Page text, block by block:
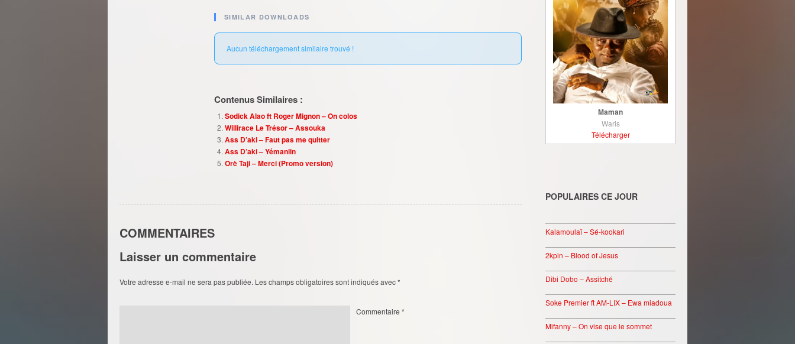
SIMILAR DOWNLOADS
Aucun téléchargement similaire trouvé !
Contenus Similaires :
Sodick Alao ft Roger Mignon – On colos
Willirace Le Trésor – Assouka
Ass D’aki – Faut pas me quitter
Ass D’aki – Yémanlin
Orè Taji – Merci (Promo version)
COMMENTAIRES
Laisser un commentaire
Votre adresse e-mail ne sera pas publiée. Les champs obligatoires sont indiqués avec*
Commentaire *
Maman
Waris
Télécharger
POPULAIRES CE JOUR
Kalamoulaï – Sé-kookari
2kpin – Blood of Jesus
Dibi Dobo – Assitché
Soke Premier ft AM-LIX – Ewa miadoua
Mifanny – On vise que le sommet